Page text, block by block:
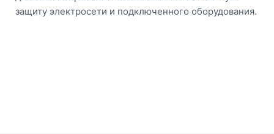
защиту электросети и подключенного оборудования.